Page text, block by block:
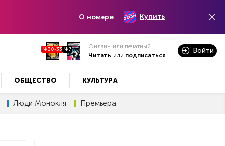
О номере Купить
№30-33 №7
Онлайн или печатный
Читать или подписаться
Войти
ОБЩЕСТВО КУЛЬТУРА
Люди Монокля Премьера